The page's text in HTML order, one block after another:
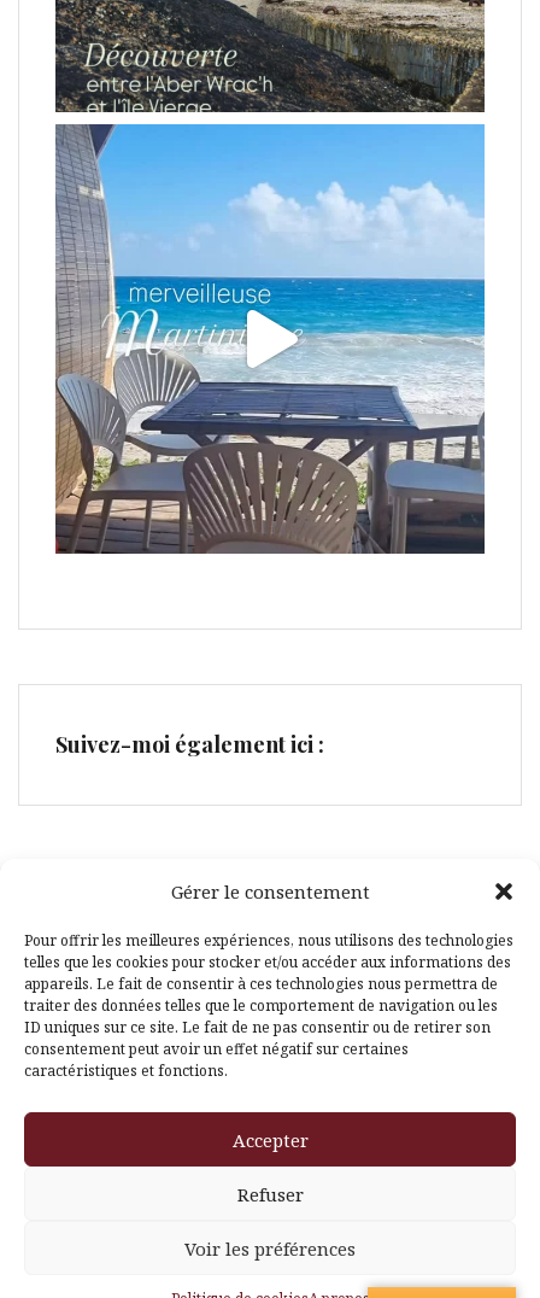
Gérer le consentement
Pour offrir les meilleures expériences, nous utilisons des technologies
telles que les cookies pour stocker et/ou accéder aux informations des
appareils. Le fait de consentir à ces technologies nous permettra de
traiter des données telles que le comportement de navigation ou les
ID uniques sur ce site. Le fait de ne pas consentir ou de retirer son
consentement peut avoir un effet négatif sur certaines
caractéristiques et fonctions.
Accepter
Refuser
Voir les préférences
Suivez-moi également ici :
Facebook
Pinterest
Themeisle